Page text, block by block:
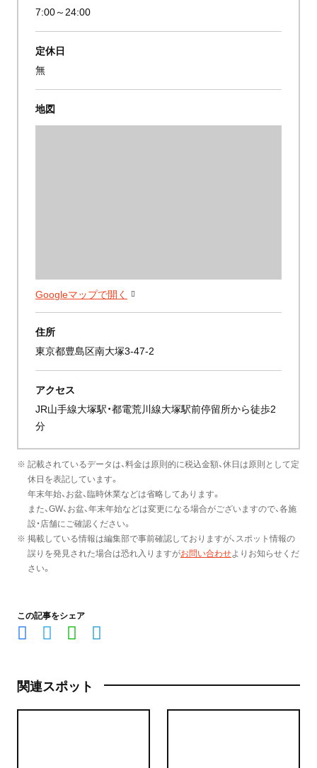
7:00～24:00
定休日
無
地図
Googleマップで開く
住所
東京都豊島区南大塚3-47-2
アクセス
JR山手線大塚駅・都電荒川線大塚駅前停留所から徒歩2
分
※ 記載されているデータは、料金は原則的に税込金額、休日は原則として定
休日を表記しています。
年末年始、お盆、臨時休業などは省略してあります。
また、GW、お盆、年末年始などは変更になる場合がございますので、各施
設・店舗にご確認ください。
※ 掲載している情報は編集部で事前確認しておりますが、スポット情報の
誤りを発見された場合は恐れ入りますがお問い合わせよりお知らせくだ
さい。
この記事をシェア
関連スポット